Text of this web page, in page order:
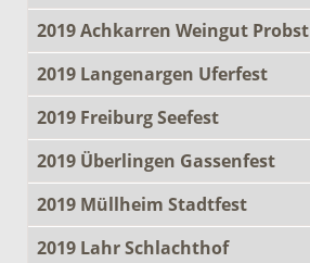
2019 Achkarren Weingut Probst
2019 Langenargen Uferfest
2019 Freiburg Seefest
2019 Überlingen Gassenfest
2019 Müllheim Stadtfest
2019 Lahr Schlachthof